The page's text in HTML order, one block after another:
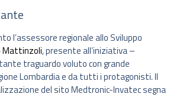
l’assessore regionale allo Sviluppo
Mattinzoli, presente all’iniziativa –
traguardo voluto con grande
Lombardia e da tutti i protagonisti. Il
del sito Medtronic-Invatec segna